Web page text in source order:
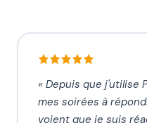
« Depuis que j'utilise
mes soirées à
voient que je suis